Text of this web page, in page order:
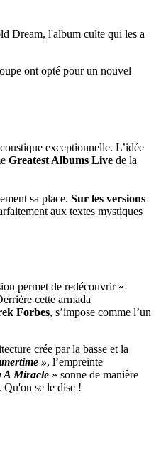
Dream, l'album culte qui les a
ont opté pour un nouvel
exceptionnelle. L’idée
Greatest Albums Live de la
sa place. Sur les versions
aux textes mystiques
permet de redécouvrir «
cette armada
Forbes, s’impose comme l’un
crée par la basse et la
», l’empreinte
A Miracle » sonne de manière
Qu'on se le dise !